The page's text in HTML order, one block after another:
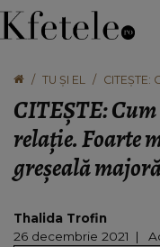
TU ȘI EL
CITEȘTE:
MAJORĂ
CITEȘTE:
relație. Foarte
greşeală
Thalida Trofin
26 decembrie 2021